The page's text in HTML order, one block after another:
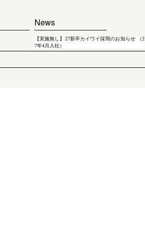
News
【実施無し】27新卒カイワイ採用のお知らせ （2
7年4月入社）